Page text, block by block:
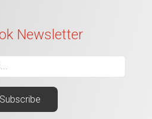
Newsletter